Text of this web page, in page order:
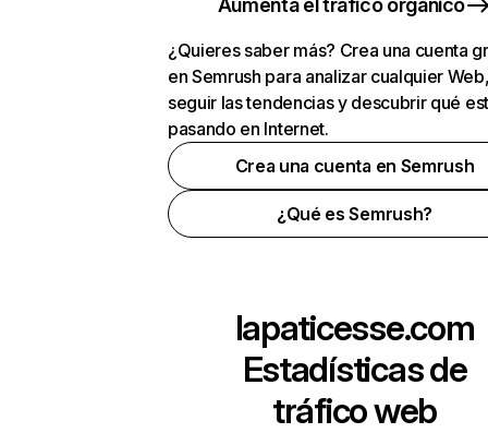
Aumenta el tráfico orgánico
¿Quieres saber más? Crea una cuenta
en Semrush para analizar cualquier
seguir las tendencias y descubrir qué
pasando en Internet.
Crea una cuenta en Semrush
¿Qué es Semrush?
lapaticesse.com
Estadísticas de
tráfico web